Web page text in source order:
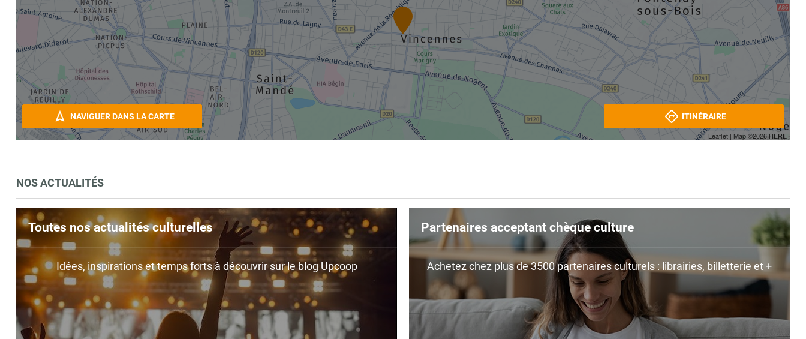
Leaflet | Map ©2026HERE
NAVIGUER DANS LA CARTE ITINÉRAIRE
NOS ACTUALITÉS
Toutes nos actualités culturelles
Idées, inspirations et temps forts à découvrir sur le blog Upcoop
Partenaires acceptant chèque culture
Achetez chez plus de 3500 partenaires culturels : librairies, billetterie et +